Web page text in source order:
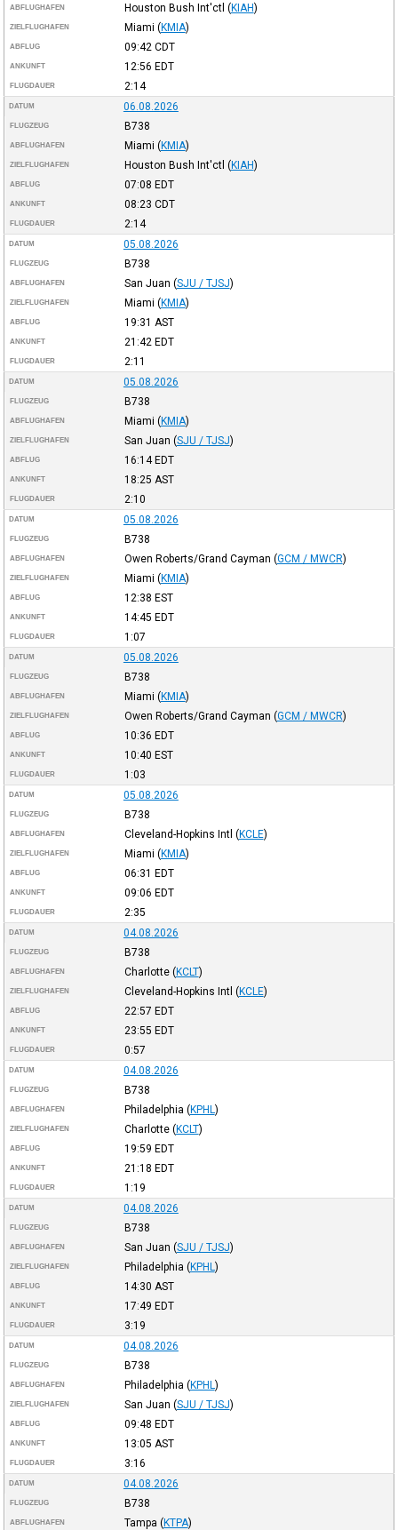
ABFLUGHAFEN Houston Bush Int'ctl (KIAH)
ZIELFLUGHAFEN Miami (KMIA)
ABFLUG 09:42 CDT
ANKUNFT 12:56 EDT
FLUGDAUER 2:14
DATUM 06.08.2026
FLUGZEUG B738
ABFLUGHAFEN Miami (KMIA)
ZIELFLUGHAFEN Houston Bush Int'ctl (KIAH)
ABFLUG 07:08 EDT
ANKUNFT 08:23 CDT
FLUGDAUER 2:14
DATUM 05.08.2026
FLUGZEUG B738
ABFLUGHAFEN San Juan (SJU / TJSJ)
ZIELFLUGHAFEN Miami (KMIA)
ABFLUG 19:31 AST
ANKUNFT 21:42 EDT
FLUGDAUER 2:11
DATUM 05.08.2026
FLUGZEUG B738
ABFLUGHAFEN Miami (KMIA)
ZIELFLUGHAFEN San Juan (SJU / TJSJ)
ABFLUG 16:14EDT
ANKUNFT 18:25 AST
FLUGDAUER 2:10
DATUM 05.08.2026
FLUGZEUG B738
ABFLUGHAFEN Owen Roberts/Grand Cayman (GCM / MWCR)
ZIELFLUGHAFEN Miami (KMIA)
ABFLUG 12:38 EST
ANKUNFT 14:45 EDT
FLUGDAUER 1:07
DATUM 05.08.2026
FLUGZEUG B738
ABFLUGHAFEN Miami (KMIA)
ZIELFLUGHAFEN Owen Roberts/Grand Cayman (GCM / MWCR)
ABFLUG 10:36 EDT
ANKUNFT 10:40 EST
FLUGDAUER 1:03
DATUM 05.08.2026
FLUGZEUG B738
ABFLUGHAFEN Cleveland-Hopkins Intl (KCLE)
ZIELFLUGHAFEN Miami (KMIA)
ABFLUG 06:31 EDT
ANKUNFT 09:06 EDT
FLUGDAUER 2:35
DATUM 04.08.2026
FLUGZEUG B738
ABFLUGHAFEN Charlotte (KCLT)
ZIELFLUGHAFEN Cleveland-Hopkins Intl (KCLE)
ABFLUG 22:57 EDT
ANKUNFT 23:55 EDT
FLUGDAUER 0:57
DATUM 04.08.2026
FLUGZEUG B738
ABFLUGHAFEN Philadelphia (KPHL )
ZIELFLUGHAFEN Charlotte (KCLT)
ABFLUG 19:59 EDT
ANKUNFT 21:18 EDT
FLUGDAUER 1:19
DATUM 04.08.2026
FLUGZEUG B738
ABFLUGHAFEN San Juan (SJU / TJSJ)
ZIELFLUGHAFEN Philadelphia (KPHL )
ABFLUG 14:30 AST
ANKUNFT 17:49 EDT
FLUGDAUER 3:19
DATUM 04.08.2026
FLUGZEUG B738
ABFLUGHAFEN Philadelphia (KPHL )
ZIELFLUGHAFEN San Juan (SJU / TJSJ)
ABFLUG 09:48 EDT
ANKUNFT 13:05 AST
FLUGDAUER 3:16
DATUM 04.08.2026
FLUGZEUG B738
ABFLUGHAFEN Tampa (KTPA)